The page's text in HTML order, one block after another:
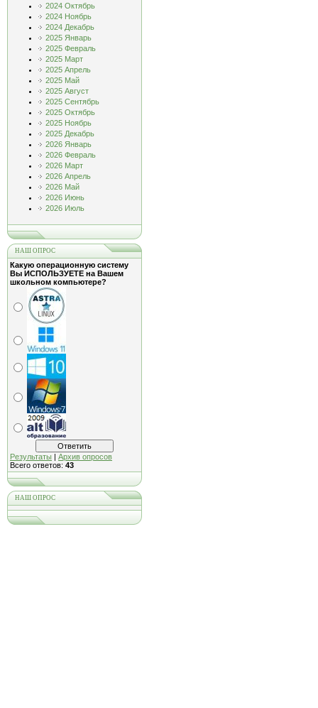
2024 Октябрь
2024 Ноябрь
2024 Декабрь
2025 Январь
2025 Февраль
2025 Март
2025 Апрель
2025 Май
2025 Август
2025 Сентябрь
2025 Октябрь
2025 Ноябрь
2025 Декабрь
2026 Январь
2026 Февраль
2026 Март
2026 Апрель
2026 Май
2026 Июнь
2026 Июль
НАШ ОПРОС
Какую операционную систему
Вы ИСПОЛЬЗУЕТЕ на Вашем
школьном компьютере?
Результаты | Архив опросов
Всего ответов: 43
НАШ ОПРОС